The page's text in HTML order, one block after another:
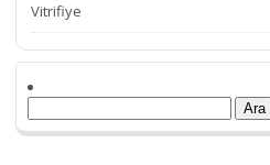
Vitrifiye